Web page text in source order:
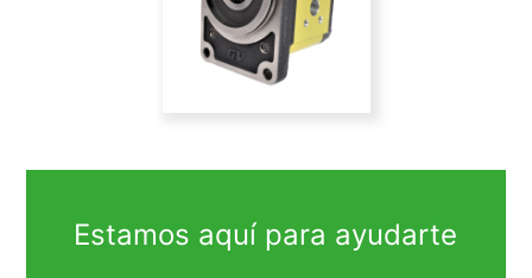
Estamos aquí para ayudarte